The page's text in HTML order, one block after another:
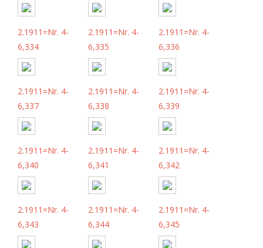
2.1911=Nr. 4-
6,334
2.1911=Nr. 4-
6,335
2.1911=Nr. 4-
6,336
2.1911=Nr. 4-
6,337
2.1911=Nr. 4-
6,338
2.1911=Nr. 4-
6,339
2.1911=Nr. 4-
6,340
2.1911=Nr. 4-
6,341
2.1911=Nr. 4-
6,342
2.1911=Nr. 4-
6,343
2.1911=Nr. 4-
6,344
2.1911=Nr. 4-
6,345